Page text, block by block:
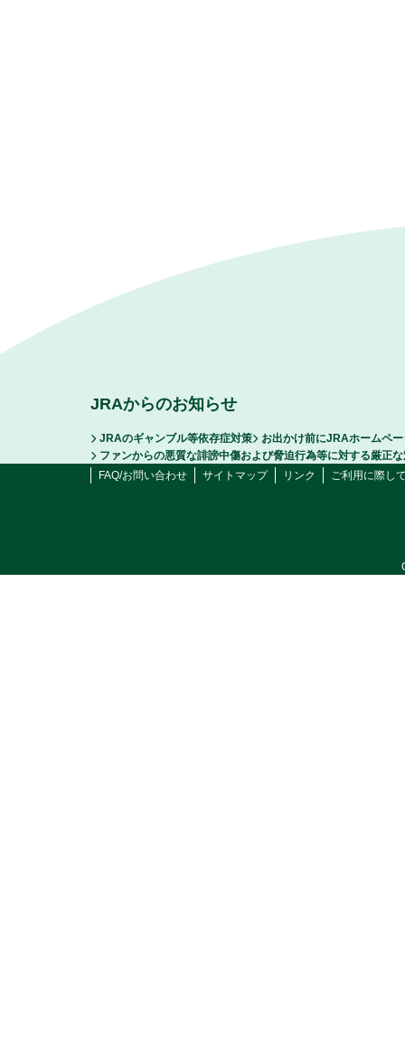
JRAからのお知らせ
JRAのギャンブル等依存症対策
お出かけ前にJRAホームペ
ファンからの悪質な誹謗中傷および脅迫行為等に対する厳正
FAQ/お問い合わせ
サイトマップ リンク ご利用に際し